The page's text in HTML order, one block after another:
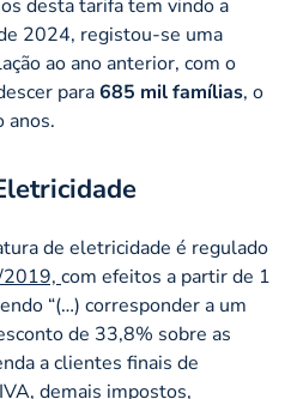
desta tarifa tem vindo a
2024, registou-se uma
ao ano anterior, com o
para685 mil famílias, o
anos.
de eletricidade é regulado
2019, com efeitos a partir de 1
“(…) corresponder a um
de 33,8% sobre as
a clientes finais de
demais impostos,